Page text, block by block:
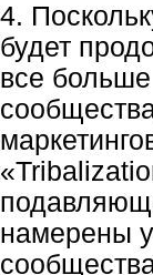
4.
будет
все
намерены